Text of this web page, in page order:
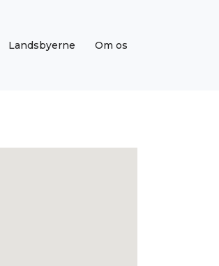
Landsbyerne Om os